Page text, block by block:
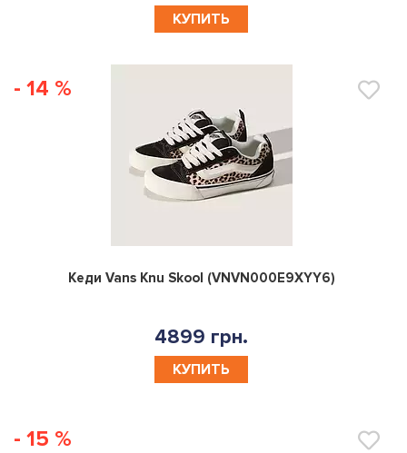
КУПИТЬ
- 14 %
0
Кеди Vans Knu Skool (VNVN000E9XYY6)
4899 грн.
КУПИТЬ
- 15 %